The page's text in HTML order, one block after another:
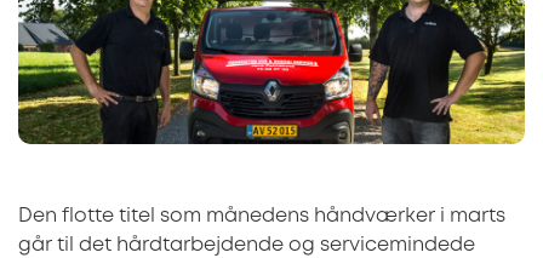
Den flotte titel som månedens håndværker i marts
går til det hårdtarbejdende og servicemindede